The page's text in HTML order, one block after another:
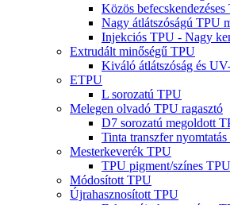
Közös
Nagy átlátszóságú TPU
Injekciós TPU - Nagy
Extrudált minőségű TPU
Kiváló átlátszóság és
ETPU
L sorozatú TPU
Melegen olvadó TPU ragasztó
D7 sorozatú megoldott
Tinta transzfer
Mesterkeverék TPU
TPU pigment/színes TPU
Módosított TPU
Újrahasznosított TPU